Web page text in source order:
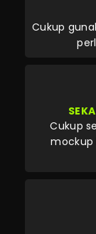
Cukup
Cukup
mockup